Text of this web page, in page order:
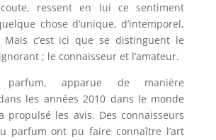
ressent en lui ce sentiment
chose d’unique, d’intemporel,
c’est ici que se distinguent le
; le connaisseur et l’amateur.
apparue de manière
les années 2010 dans le monde
propulsé les avis. Des connaisseurs
parfum ont pu faire connaître l’art